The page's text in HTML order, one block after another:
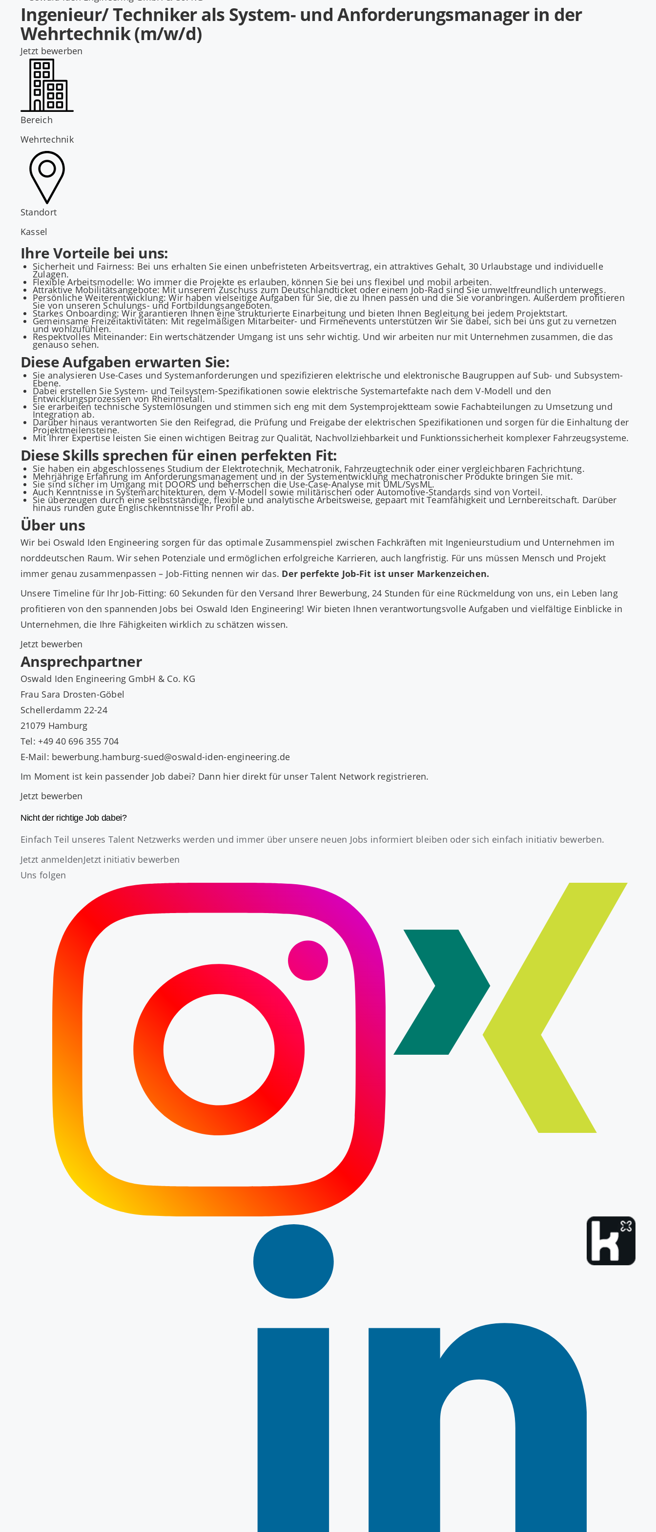
Ingenieur/ Techniker als System- und Anforderungsmanager in der
Wehrtechnik (m/w/d)
Jetzt bewerben
Bereich
Wehrtechnik
Standort
Kassel
Ihre Vorteile bei uns:
Sicherheit und Fairness: Bei uns erhalten Sie einen unbefristeten Arbeitsvertrag, ein attraktives Gehalt, 30 Urlaubstage und individuelle
Zulagen.
Flexible Arbeitsmodelle: Wo immer die Projekte es erlauben, können Sie bei uns flexibel und mobil arbeiten.
Attraktive Mobilitätsangebote: Mit unserem Zuschuss zum Deutschlandticket oder einem Job-Rad sind Sie umweltfreundlich unterwegs.
Persönliche Weiterentwicklung: Wir haben vielseitige Aufgaben für Sie, die zu Ihnen passen und die Sie voranbringen. Außerdem profitieren
Sie von unseren Schulungs- und Fortbildungsangeboten.
Starkes Onboarding: Wir garantieren Ihnen eine strukturierte Einarbeitung und bieten Ihnen Begleitung bei jedem Projektstart.
Gemeinsame Freizeitaktivitäten: Mit regelmäßigen Mitarbeiter- und Firmenevents unterstützen wir Sie dabei, sich bei uns gut zu vernetzen
und wohlzufühlen.
Respektvolles Miteinander: Ein wertschätzender Umgang ist uns sehr wichtig. Und wir arbeiten nur mit Unternehmen zusammen, die das
genauso sehen.
Diese Aufgaben erwarten Sie:
Sie analysieren Use-Cases und Systemanforderungen und spezifizieren elektrische und elektronische Baugruppen auf Sub- und Subsystem-
Ebene.
Dabei erstellen Sie System- und Teilsystem-Spezifikationen sowie elektrische Systemartefakte nach dem V-Modell und den
Entwicklungsprozessen von Rheinmetall.
Sie erarbeiten technische Systemlösungen und stimmen sich eng mit dem Systemprojektteam sowie Fachabteilungen zu Umsetzung und
Integration ab.
Darüber hinaus verantworten Sie den Reifegrad, die Prüfung und Freigabe der elektrischen Spezifikationen und sorgen für die Einhaltung der
Projektmeilensteine.
Mit Ihrer Expertise leisten Sie einen wichtigen Beitrag zur Qualität, Nachvollziehbarkeit und Funktionssicherheit komplexer Fahrzeugsysteme.
Diese Skills sprechen für einen perfekten Fit:
Sie haben ein abgeschlossenes Studium der Elektrotechnik, Mechatronik, Fahrzeugtechnik oder einer vergleichbaren Fachrichtung.
Mehrjährige Erfahrung im Anforderungsmanagement und in der Systementwicklung mechatronischer Produkte bringen Sie mit.
Sie sind sicher im Umgang mit DOORS und beherrschen die Use-Case-Analyse mit UML/SysML.
Auch Kenntnisse in Systemarchitekturen, dem V-Modell sowie militärischen oder Automotive-Standards sind von Vorteil.
Sie überzeugen durch eine selbstständige, flexible und analytische Arbeitsweise, gepaart mit Teamfähigkeit und Lernbereitschaft. Darüber
hinaus runden gute Englischkenntnisse Ihr Profil ab.
Über uns
Wir bei Oswald Iden Engineering sorgen für das optimale Zusammenspiel zwischen Fachkräften mit Ingenieurstudium und Unternehmen im
norddeutschen Raum. Wir sehen Potenziale und ermöglichen erfolgreiche Karrieren, auch langfristig. Für uns müssen Mensch und Projekt
immer genau zusammenpassen – Job-Fitting nennen wir das. Der perfekte Job-Fit ist unser Markenzeichen.
Unsere Timeline für Ihr Job-Fitting: 60 Sekunden für den Versand Ihrer Bewerbung, 24 Stunden für eine Rückmeldung von uns, ein Leben lang
profitieren von den spannenden Jobs bei Oswald Iden Engineering! Wir bieten Ihnen verantwortungsvolle Aufgaben und vielfältige Einblicke in
Unternehmen, die Ihre Fähigkeiten wirklich zu schätzen wissen.
Jetzt bewerben
Ansprechpartner
Oswald Iden Engineering GmbH & Co. KG
Frau Sara Drosten-Göbel
Schellerdamm 22-24
21079 Hamburg
Tel: +49 40 696 355 704
E-Mail: bewerbung.hamburg-sued@oswald-iden-engineering.de
Im Moment ist kein passender Job dabei? Dann hier direktfür unser Talent Network registrieren.
Jetzt bewerben
Nicht der richtige Job dabei?
Einfach Teil unseres Talent Netzwerks werden und immer über unsere neuen Jobs informiert bleiben oder sich einfach initiativ bewerben.
Jetzt anmeldenJetzt initiativ bewerben
Uns folgen